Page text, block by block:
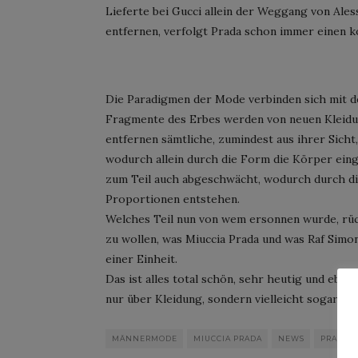
Lieferte bei Gucci allein der Weggang von
entfernen, verfolgt Prada schon immer einen
Die Paradigmen der Mode verbinden sich mit
Fragmente des Erbes werden von neuen
entfernen sämtliche, zumindest aus ihrer
wodurch allein durch die Form die Körper
zum Teil auch abgeschwächt, wodurch durch
Proportionen entstehen.
Welches Teil nun von wem ersonnen wurde,
zu wollen, was Miuccia Prada und was Raf
einer Einheit.
Das ist alles total schön, sehr heutig und eben
nur über Kleidung, sondern vielleicht sogar
MÄNNERMODE MIUCCIA PRADA NEWS PRADA